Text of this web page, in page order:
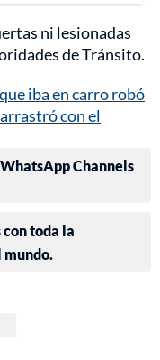
ni lesionadas
de Tránsito.
iba en carro robó
con el
Channels
toda la